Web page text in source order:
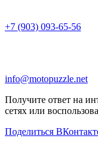
+7 (903) 093-65-56
info@motopuzzle.net
Получите ответ на
сетях или
Поделиться